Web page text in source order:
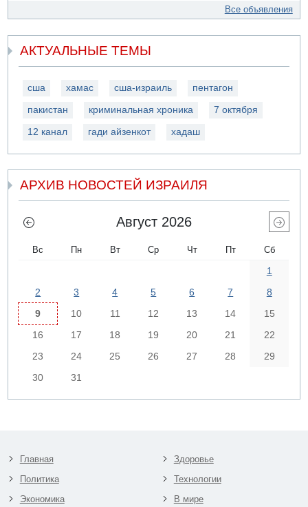
Все объявления
АКТУАЛЬНЫЕ ТЕМЫ
сша хамас сша-израиль пентагон
пакистан криминальная хроника 7 октября
12 канал гади айзенкот хадаш
АРХИВ НОВОСТЕЙ ИЗРАИЛЯ
Август 2026
Вс Пн Вт Ср Чт Пт Сб
1
2
3 4 5 6 7
8
9
10 11 12 13 14
15
16
17 18 19 20 21
22
23
24 25 26 27 28
29
30
31
Главная
Политика
Экономика
Здоровье
Технологии
В мире